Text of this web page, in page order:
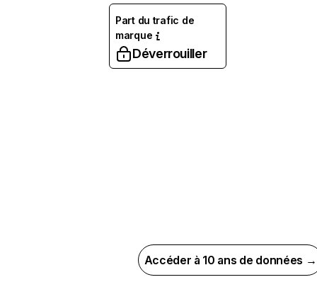
Part du trafic de
marque
Déverrouiller
Accéder à 10 ans de données →